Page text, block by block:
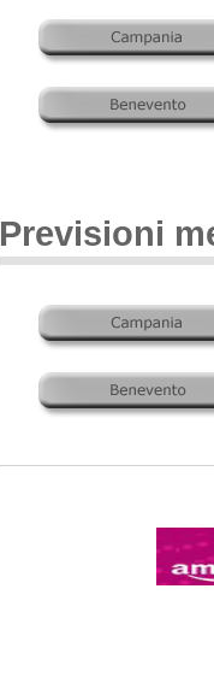
Previsioni